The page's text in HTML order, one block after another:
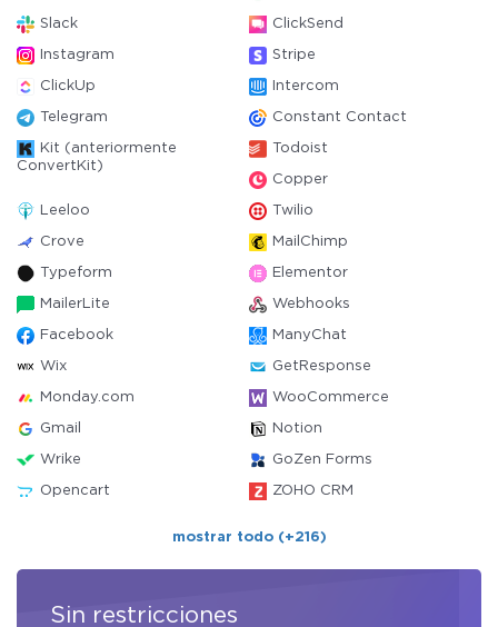
Slack ClickSend
Instagram Stripe
ClickUp Intercom
Telegram Constant Contact
Kit (anteriormente
ConvertKit)
Todoist
Copper
Leeloo Twilio
Crove MailChimp
Typeform Elementor
MailerLite Webhooks
Facebook ManyChat
Wix GetResponse
Monday.com WooCommerce
Gmail Notion
Wrike GoZen Forms
Opencart ZOHO CRM
mostrar todo (+216)
Sin restricciones